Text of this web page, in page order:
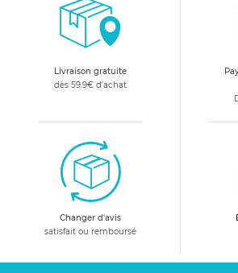
Livraison gratuite
dès 59.9€ d'achat
Changer d'avis
satisfait ou remboursé